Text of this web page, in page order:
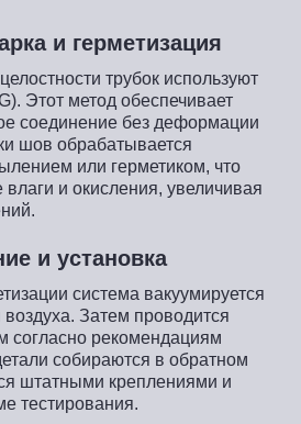
и герметизация
трубок используют
Этот метод обеспечивает
соединение без деформации
шов обрабатывается
или герметиком, что
и окисления, увеличивая
и установка
система вакуумируется
Затем проводится
согласно рекомендациям
собираются в обратном
штатными креплениями и
тестирования.